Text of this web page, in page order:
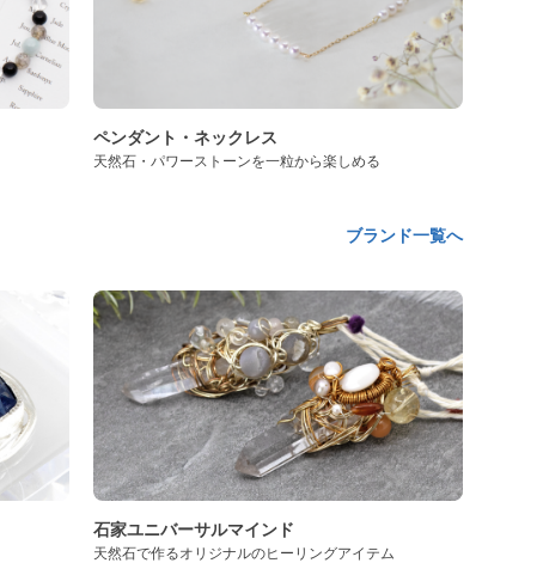
ペンダント・ネックレス
天然石・パワーストーンを一粒から楽しめる
ブランド一覧へ
石家ユニバーサルマインド
天然石で作るオリジナルのヒーリングアイテム